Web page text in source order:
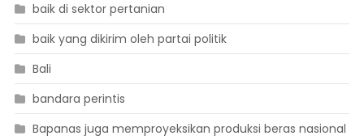
baik di sektor pertanian
baik yang dikirim oleh partai politik
Bali
bandara perintis
Bapanas juga memproyeksikan produksi beras nasional